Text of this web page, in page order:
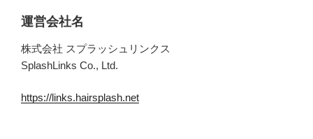
運営会社名
株式会社 スプラッシュリンクス
SplashLinks Co., Ltd.
https://links.hairsplash.net